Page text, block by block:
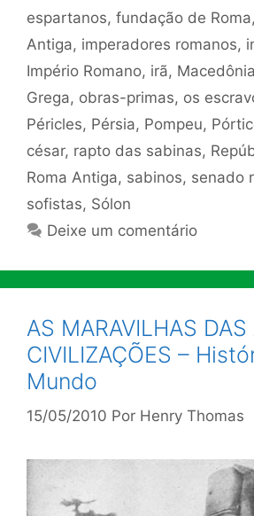
espartanos, fundação de Roma,
Antiga, imperadores romanos,
Império Romano, irã, Macedônia
Grega, obras-primas, os
Péricles, Pérsia, Pompeu,
césar, rapto das sabinas,
Roma Antiga, sabinos, senado
sofistas, Sólon
Deixe um comentário
AS MARAVILHAS DAS
CIVILIZAÇÕES –
Mundo
15/05/2010 Por Henry Thomas